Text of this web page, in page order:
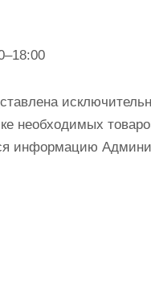
необходимых
информацию